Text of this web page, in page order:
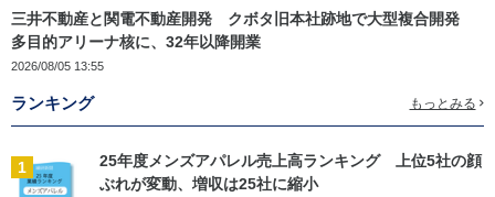
三井不動産と関電不動産開発 クボタ旧本社跡地で大型複合開発
多目的アリーナ核に、32年以降開業
2026/08/05 13:55
ランキング もっとみる
1
25年度メンズアパレル売上高ランキング 上位5社の顔
ぶれが変動、増収は25社に縮小